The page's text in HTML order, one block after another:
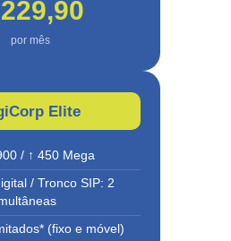
por mês
Elite
/ ↑ 450 Mega
/ Tronco SIP: 2
(fixo e móvel)